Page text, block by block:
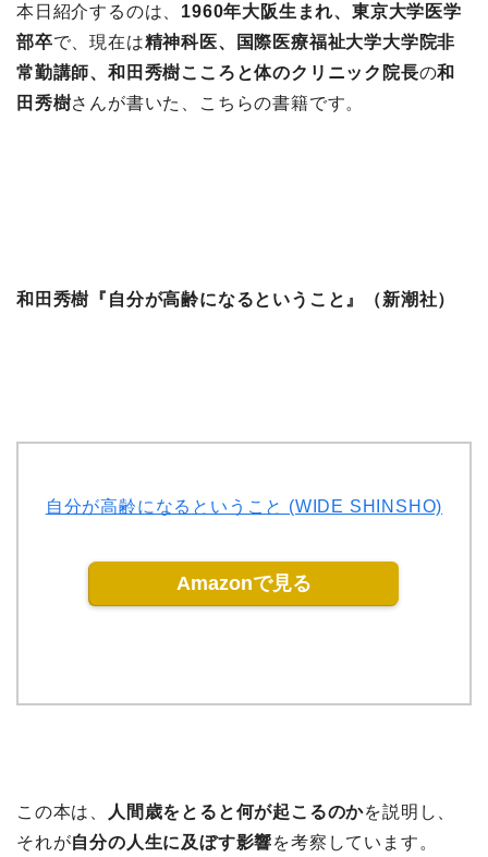
本日紹介するのは、 1960年大阪生まれ、東京大学医学
部卒で、現在は精神科医、国際医療福祉大学大学院非
常勤講師、和田秀樹こころと体のクリニック院長の和
田秀樹さんが書いた、こちらの書籍です。
和田秀樹『自分が高齢になるということ』（新潮社）
自分が高齢になるということ (WIDE SHINSHO)
Amazonで見る
この本は、 人間歳をとると何が起こるのかを説明し、
それが自分の人生に及ぼす影響を考察しています。